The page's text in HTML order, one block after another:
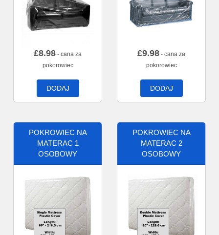
£8.98 - cana za
pokorowiec
DODAJ
£9.98 - cana za
pokorowiec
DODAJ
POKROWIEC NA
MATERAC 1
OSOBOWY
POKROWIEC NA
MATERAC 2
OSOBOWY